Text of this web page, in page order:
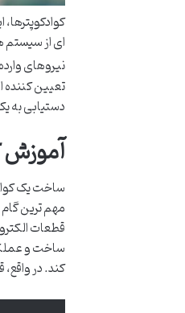
ای از سیستم
نیروهای
تعیین
دستیابی به
آموزش
ساخت یک
مهم ترین
قطعات
ساخت و
کند. در